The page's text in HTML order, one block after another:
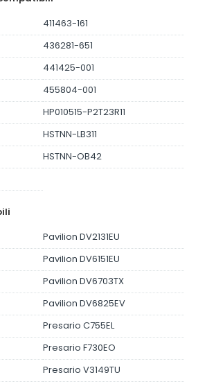
411463-161
436281-651
441425-001
455804-001
HP010515-P2T23R11
HSTNN-LB311
HSTNN-OB42
Pavilion DV2131EU
Pavilion DV6151EU
Pavilion DV6703TX
Pavilion DV6825EV
Presario C755EL
Presario F730EO
Presario V3149TU